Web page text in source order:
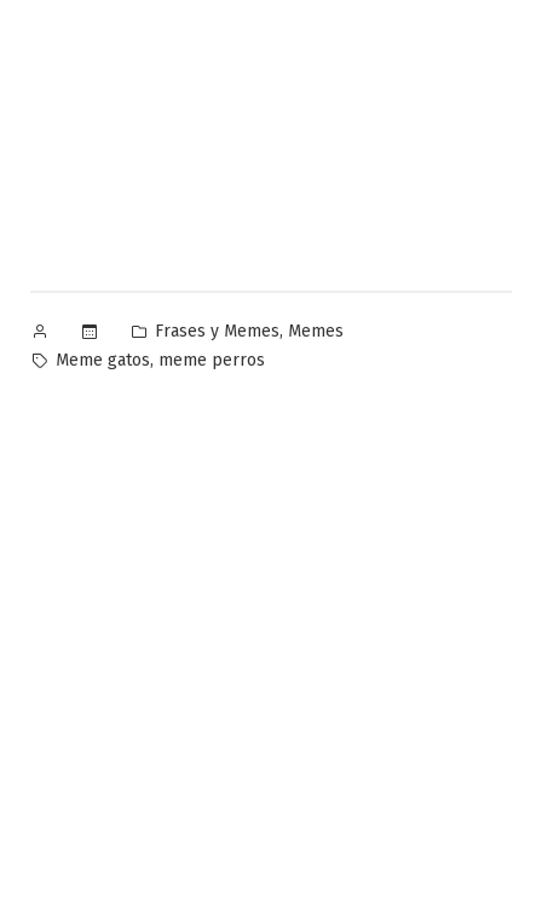
Publicado
por
Publicado
en
Frases y Memes, Memes
Etiquetas:
Meme gatos, meme perros